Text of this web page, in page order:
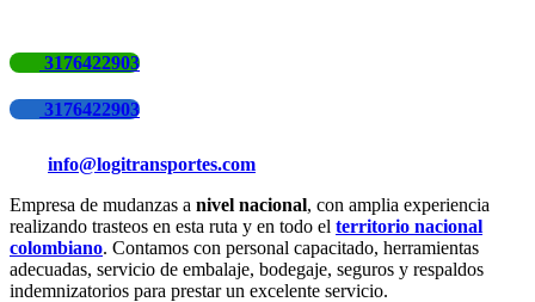
3176422903
3176422903
info@logitransportes.com
Empresa de mudanzas a nivel nacional, con amplia experiencia
realizando trasteos en esta ruta y en todo el territorio nacional
colombiano. Contamos con personal capacitado, herramientas
adecuadas, servicio de embalaje, bodegaje, seguros y respaldos
indemnizatorios para prestar un excelente servicio.